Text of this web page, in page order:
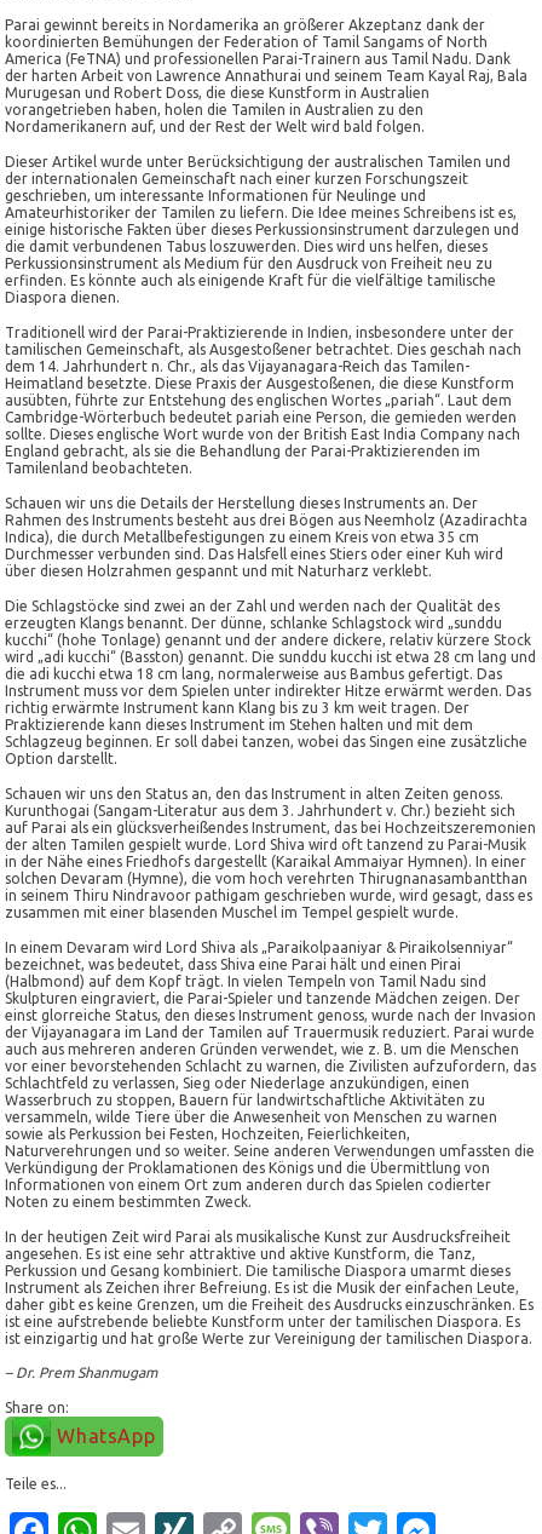
Parai gewinnt bereits in Nordamerika an größerer Akzeptanz dank der
koordinierten Bemühungen der Federation of Tamil Sangams of North
America (FeTNA) und professionellen Parai-Trainern aus Tamil Nadu. Dank
der harten Arbeit von Lawrence Annathurai und seinem Team Kayal Raj, Bala
Murugesan und Robert Doss, die diese Kunstform in Australien
vorangetrieben haben, holen die Tamilen in Australien zu den
Nordamerikanern auf, und der Rest der Welt wird bald folgen.
Dieser Artikel wurde unter Berücksichtigung der australischen Tamilen und
der internationalen Gemeinschaft nach einer kurzen Forschungszeit
geschrieben, um interessante Informationen für Neulinge und
Amateurhistoriker der Tamilen zu liefern. Die Idee meines Schreibens ist es,
einige historische Fakten über dieses Perkussionsinstrument darzulegen und
die damit verbundenen Tabus loszuwerden. Dies wird uns helfen, dieses
Perkussionsinstrument als Medium für den Ausdruck von Freiheit neu zu
erfinden. Es könnte auch als einigende Kraft für die vielfältige tamilische
Diaspora dienen.
Traditionell wird der Parai-Praktizierende in Indien, insbesondere unter der
tamilischen Gemeinschaft, als Ausgestoßener betrachtet. Dies geschah nach
dem 14. Jahrhundert n. Chr., als das Vijayanagara-Reich das Tamilen-
Heimatland besetzte. Diese Praxis der Ausgestoßenen, die diese Kunstform
ausübten, führte zur Entstehung des englischen Wortes „pariah“. Laut dem
Cambridge-Wörterbuch bedeutet pariah eine Person, die gemieden werden
sollte. Dieses englische Wort wurde von der British East India Company nach
England gebracht, als sie die Behandlung der Parai-Praktizierenden im
Tamilenland beobachteten.
Schauen wir uns die Details der Herstellung dieses Instruments an. Der
Rahmen des Instruments besteht aus drei Bögen aus Neemholz (Azadirachta
Indica), die durch Metallbefestigungen zu einem Kreis von etwa 35 cm
Durchmesser verbunden sind. Das Halsfell eines Stiers oder einer Kuh wird
über diesen Holzrahmen gespannt und mit Naturharz verklebt.
Die Schlagstöcke sind zwei an der Zahl und werden nach der Qualität des
erzeugten Klangs benannt. Der dünne, schlanke Schlagstock wird „sunddu
kucchi“ (hohe Tonlage) genannt und der andere dickere, relativ kürzere Stock
wird „adi kucchi“ (Basston) genannt. Die sunddu kucchi ist etwa 28 cm lang und
die adi kucchi etwa 18 cm lang, normalerweise aus Bambus gefertigt. Das
Instrument muss vor dem Spielen unter indirekter Hitze erwärmt werden. Das
richtig erwärmte Instrument kann Klang bis zu 3 km weit tragen. Der
Praktizierende kann dieses Instrument im Stehen halten und mit dem
Schlagzeug beginnen. Er soll dabei tanzen, wobei das Singen eine zusätzliche
Option darstellt.
Schauen wir uns den Status an, den das Instrument in alten Zeiten genoss.
Kurunthogai (Sangam-Literatur aus dem 3. Jahrhundert v. Chr.) bezieht sich
auf Parai als ein glücksverheißendes Instrument, das bei Hochzeitszeremonien
der alten Tamilen gespielt wurde. Lord Shiva wird oft tanzend zu Parai-Musik
in der Nähe eines Friedhofs dargestellt (Karaikal Ammaiyar Hymnen). In einer
solchen Devaram (Hymne), die vom hoch verehrten Thirugnanasambantthan
in seinem Thiru Nindravoor pathigam geschrieben wurde, wird gesagt, dass es
zusammen mit einer blasenden Muschel im Tempel gespielt wurde.
In einem Devaram wird Lord Shiva als „Paraikolpaaniyar & Piraikolsenniyar“
bezeichnet, was bedeutet, dass Shiva eine Parai hält und einen Pirai
(Halbmond) auf dem Kopf trägt. In vielen Tempeln von Tamil Nadu sind
Skulpturen eingraviert, die Parai-Spieler und tanzende Mädchen zeigen. Der
einst glorreiche Status, den dieses Instrument genoss, wurde nach der Invasion
der Vijayanagara im Land der Tamilen auf Trauermusik reduziert. Parai wurde
auch aus mehreren anderen Gründen verwendet, wie z. B. um die Menschen
vor einer bevorstehenden Schlacht zu warnen, die Zivilisten aufzufordern, das
Schlachtfeld zu verlassen, Sieg oder Niederlage anzukündigen, einen
Wasserbruch zu stoppen, Bauern für landwirtschaftliche Aktivitäten zu
versammeln, wilde Tiere über die Anwesenheit von Menschen zu warnen
sowie als Perkussion bei Festen, Hochzeiten, Feierlichkeiten,
Naturverehrungen und so weiter. Seine anderen Verwendungen umfassten die
Verkündigung der Proklamationen des Königs und die Übermittlung von
Informationen von einem Ort zum anderen durch das Spielen codierter
Noten zu einem bestimmten Zweck.
In der heutigen Zeit wird Parai als musikalische Kunst zur Ausdrucksfreiheit
angesehen. Es ist eine sehr attraktive und aktive Kunstform, die Tanz,
Perkussion und Gesang kombiniert. Die tamilische Diaspora umarmt dieses
Instrument als Zeichen ihrer Befreiung. Es ist die Musik der einfachen Leute,
daher gibt es keine Grenzen, um die Freiheit des Ausdrucks einzuschränken. Es
ist eine aufstrebende beliebte Kunstform unter der tamilischen Diaspora. Es
ist einzigartig und hat große Werte zur Vereinigung der tamilischen Diaspora.
– Dr. Prem Shanmugam
Share on:
WhatsApp
Teile es...